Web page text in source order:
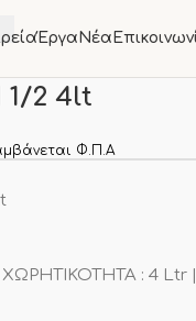
Έργα Νέα
1/2 4lt
Φ.Π.Α
: 4 Ltr |